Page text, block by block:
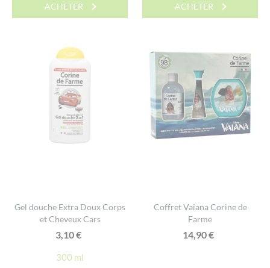
ACHETER ACHETER
Gel douche Extra Doux Corps
et Cheveux Cars
3,10€
300 ml
Coffret Vaiana Corine de
Farme
14,90€